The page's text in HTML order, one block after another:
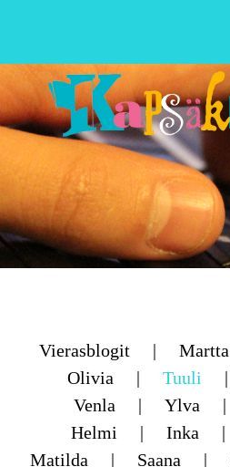
content
Vierasblogit Martta
Olivia
Tuuli
Venla
Ylva
Helmi
Inka
Matilda
Saana